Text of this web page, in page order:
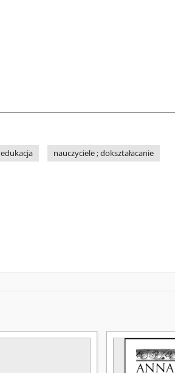
edukacja nauczyciele ; dokształacanie